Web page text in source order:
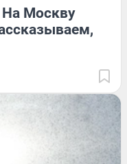
На Москву